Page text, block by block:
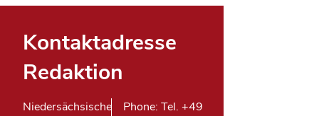
Kontaktadresse
Redaktion
Niedersächsische
Phone: Tel. +49